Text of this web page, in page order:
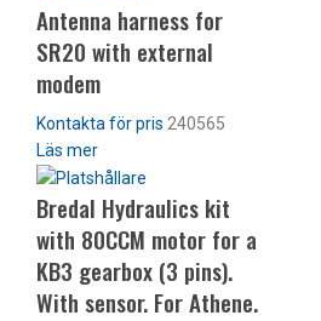
Antenna harness for
SR20 with external
modem
240565
Läs mer
Bredal Hydraulics kit
with 80CCM motor for a
KB3 gearbox (3 pins).
With sensor. For Athene.